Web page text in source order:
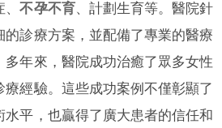
、不孕不育、計劃生育等。醫院針
的診療方案，並配備了專業的醫療
多年來，醫院成功治癒了眾多女性
療經驗。這些成功案例不僅彰顯了
平，也贏得了廣大患者的信任和